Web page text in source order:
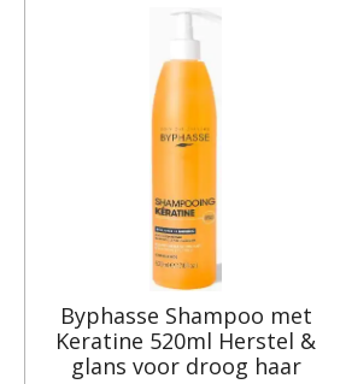
Byphasse Shampoo met
Keratine 520ml Herstel &
glans voor droog haar